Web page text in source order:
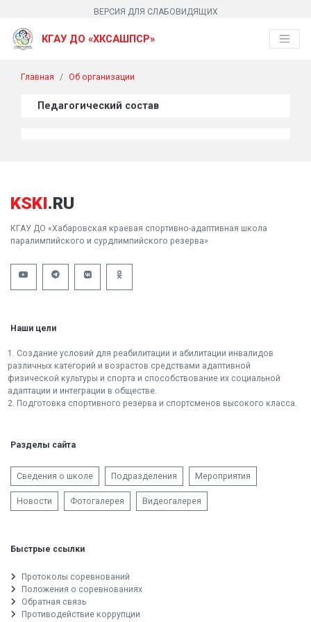
ВЕРСИЯ ДЛЯ СЛАБОВИДЯЩИХ
КГАУ ДО «ХКСАШПСР»
Главная Об организации
Педагогический состав
KSKI.RU
КГАУ ДО «Хабаровская краевая спортивно-адаптивная школа
паралимпийского и сурдлимпийского резерва»
Наши цели
1. Создание условий для реабилитации и абилитации инвалидов
различных категорий и возрастов средствами адаптивной
физической культуры и спорта и способствование их социальной
адаптации и интеграции в обществе.
2. Подготовка спортивного резерва и спортсменов высокого класса.
Разделы сайта
Сведения о школе Подразделения Мероприятия
Новости Фотогалерея Видеогалерея
Быстрые ссылки
Протоколы соревнований
Положения о соревнованиях
Обратная связь
Противодействие коррупции